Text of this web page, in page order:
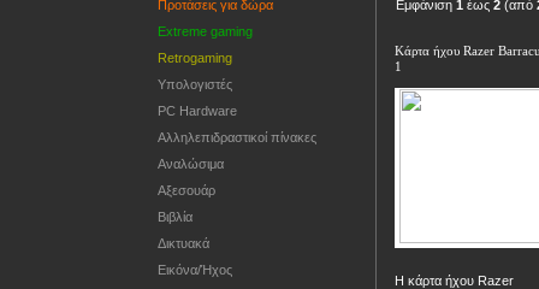
Προτάσεις για δώρα
Extreme gaming
Retrogaming
Υπολογιστές
PC Hardware
Αλληλεπιδραστικοί πίνακες
Αναλώσιμα
Αξεσουάρ
Βιβλία
Δικτυακά
Εικόνα/Ήχος
Εμφάνιση 1 έως 2 (από
Κάρτα ήχου Razer
1
Η κάρτα ήχου Razer